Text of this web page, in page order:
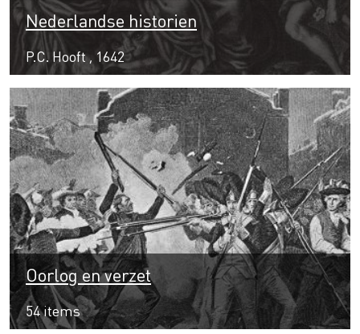
Nederlandse historien
P.C. Hooft , 1642
Oorlog en verzet
54 items